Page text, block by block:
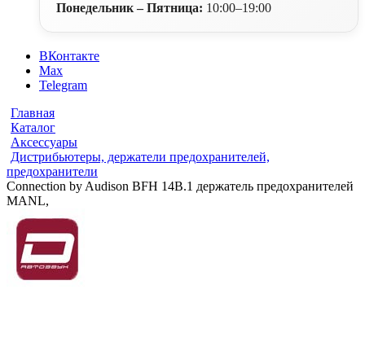
Понедельник – Пятница: 10:00–19:00
ВКонтакте
Max
Telegram
Главная
Каталог
Аксессуары
Дистрибьютеры, держатели предохранителей,
предохранители
Connection by Audison BFH 14B.1 держатель предохранителей
MANL,